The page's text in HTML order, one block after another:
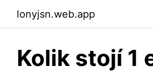
lonyjsn.web.app
Kolik stojí 1